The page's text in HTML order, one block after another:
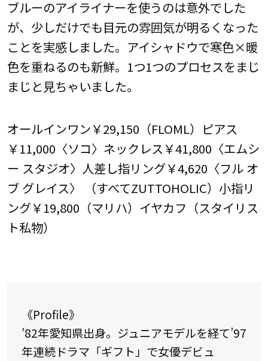
ブルーのアイライナーを使うのは意外でした
が、少しだけでも目元の雰囲気が明るくなった
ことを実感しました。アイシャドウで寒色×暖
色を重ねるのも新鮮。1つ1つのプロセスをまじ
まじと見ちゃいました。
オールインワン￥29,150（FLOML）ピアス
￥11,000〈ソコ〉ネックレス￥41,800〈エムシ
ー スタジオ〉人差し指リング￥4,620〈フル オ
ブ グレイス〉 （すべてZUTTOHOLIC）小指リ
ング￥19,800（マリハ）イヤカフ（スタイリス
ト私物）
《Profile》
’82年愛知県出身。ジュニアモデルを経て’97
年連続ドラマ「ギフト」で女優デビュ